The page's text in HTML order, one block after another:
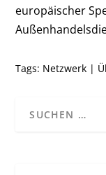
europäischer
Tags: Netzwerk |